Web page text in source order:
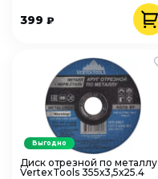
399 ₽
Диск отрезной по металлу
VertexTools 355х3,5х25.4
Выгодно